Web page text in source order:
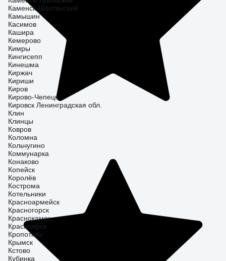
Каменск-Шахтинский
Камышин
Касимов
Кашира
Кемерово
Кимры
Кингисепп
Кинешма
Киржач
Кириши
Киров
Кирово-Чепецк
Кировск Ленинградская обл.
Клин
Клинцы
Ковров
Коломна
Кольчугино
Коммунарка
Конаково
Копейск
Королёв
Кострома
Котельники
Красноармейск
Красногорск
Краснокамск
Красноярск
Кропоткин
Крымск
Кстово
Кубинка